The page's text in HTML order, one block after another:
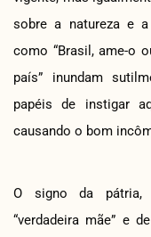
sobre a natureza e
como “Brasil, ame-o
país” inundam
papéis de instigar
causando o bom
O signo da pátria,
“verdadeira mãe” e